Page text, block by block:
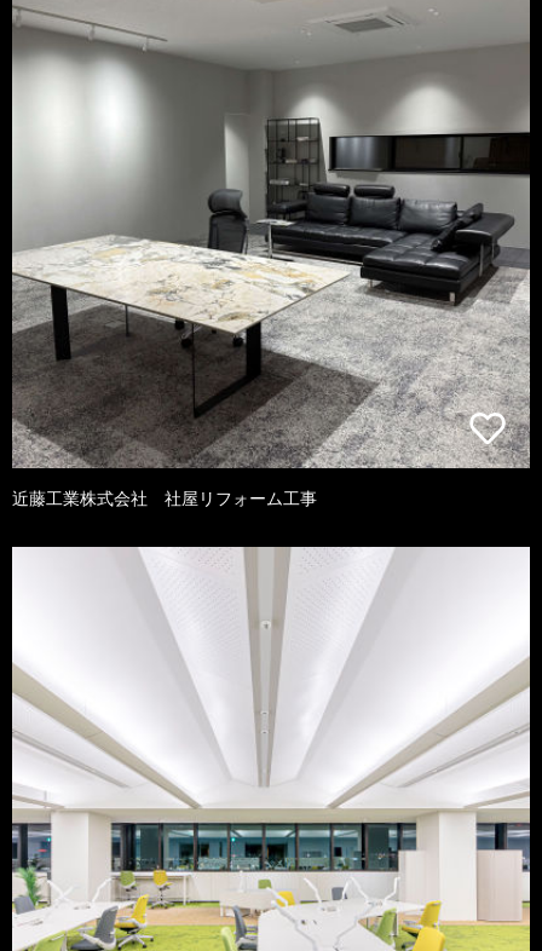
近藤工業株式会社 社屋リフォーム工事